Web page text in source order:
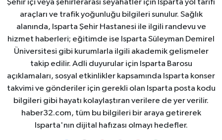
Şehir içi veya şehirlerarası seyahatler için Isparta yol tarifi
araçları ve trafik yoğunluğu bilgileri sunulur. Sağlık
alanında, Isparta Şehir Hastanesi ile ilgili randevu ve
hizmet haberleri; eğitimde ise Isparta Süleyman Demirel
Üniversitesi gibi kurumlarla ilgili akademik gelişmeler
takip edilir. Adli duyurular için Isparta Barosu
açıklamaları, sosyal etkinlikler kapsamında Isparta konser
takvimi ve gönderiler için gerekli olan Isparta posta kodu
bilgileri gibi hayatı kolaylaştıran verilere de yer verilir.
haber32.com, tüm bu bilgileri bir araya getirerek
Isparta'nın dijital hafızası olmayı hedefler.